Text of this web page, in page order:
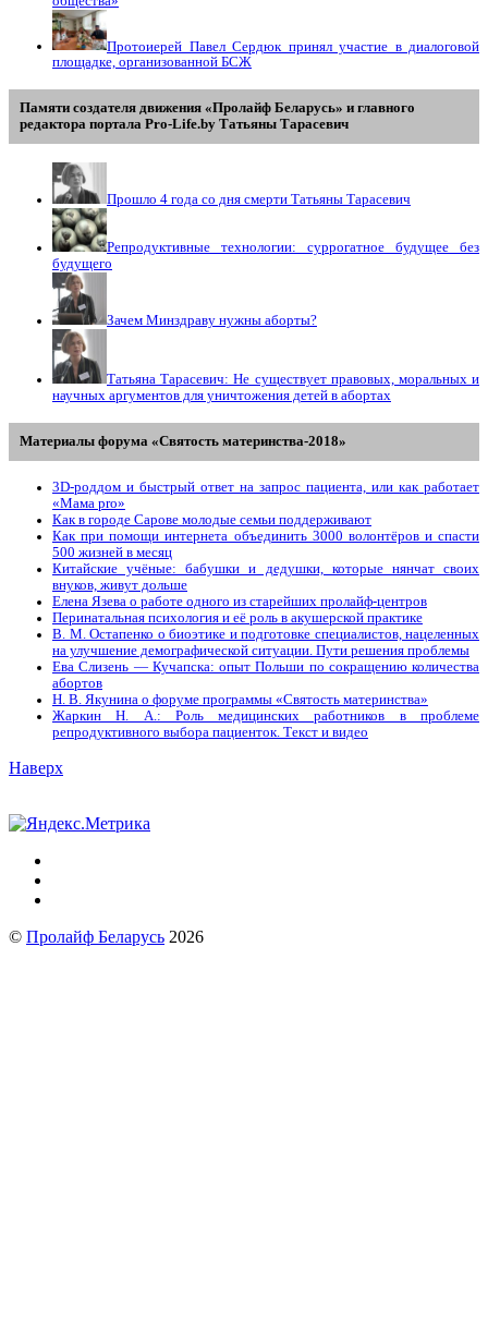
Протоиерей Павел Сердюк принял участие в диалоговой
площадке, организованной БСЖ
Памяти создателя движения «Пролайф Беларусь» и главного
редактора портала Pro-Life.by Tатьяны Tарасевич
Прошло 4 года со дня смерти Татьяны Тарасевич
Репродуктивные технологии: суррогатное будущее без
будущего
Зачем Минздраву нужны аборты?
Татьяна Тарасевич: Не существует правовых, моральных и
научных аргументов для уничтожения детей в абортах
Материалы форума «Святость материнства-2018»
3D-роддом и быстрый ответ на запрос пациента, или как работает
«Мама prо»
Как в городе Сарове молодые семьи поддерживают
Как при помощи интернета объединить 3000 волонтёров и спасти
500 жизней в месяц
Китайские учёные: бабушки и дедушки, которые нянчат своих
внуков, живут дольше
Елена Язева о работе одного из старейших пролайф-центров
Перинатальная психология и её роль в акушерской практике
В. М. Остапенко о биоэтике и подготовке специалистов, нацеленных
на улучшение демографической ситуации. Пути решения проблемы
Ева Слизень — Кучапска: опыт Польши по сокращению количества
абортов
Н. В. Якунина о форуме программы «Святость материнства»
Жаркин Н. А.: Роль медицинских работников в проблеме
репродуктивного выбора пациенток. Tекст и видео
Наверх
© Пролайф Беларусь 2026